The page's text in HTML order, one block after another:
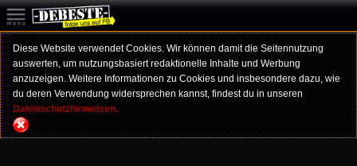
Diese Website verwendet Cookies. Wir können damit die Seitennutzung
auswerten, um nutzungsbasiert redaktionelle Inhalte und Werbung
anzuzeigen. Weitere Informationen zu Cookies und insbesondere dazu, wie
du deren Verwendung widersprechen kannst, findest du in unseren
Datenschutzhinweisen.